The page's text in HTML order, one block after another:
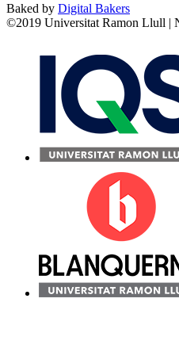
Baked by Digital Bakers
©2019 Universitat Ramon Llull |